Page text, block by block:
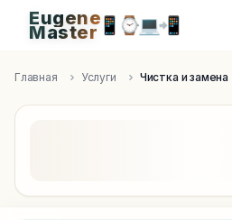
Apple Diagnostics &
Eugene
Master📱 ⌚💻📲
Главная Услуги Чистка и